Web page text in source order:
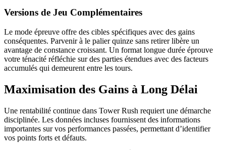
Versions de Jeu Complémentaires
Le mode épreuve offre des cibles spécifiques avec des gains
conséquentes. Parvenir à le palier quinze sans retirer libère un
avantage de constance croissant. Un format longue durée éprouve
votre ténacité réfléchie sur des parties étendues avec des facteurs
accumulés qui demeurent entre les tours.
Maximisation des Gains à Long Délai
Une rentabilité continue dans Tower Rush requiert une démarche
disciplinée. Les données incluses fournissent des informations
importantes sur vos performances passées, permettant d’identifier
vos points forts et défauts.